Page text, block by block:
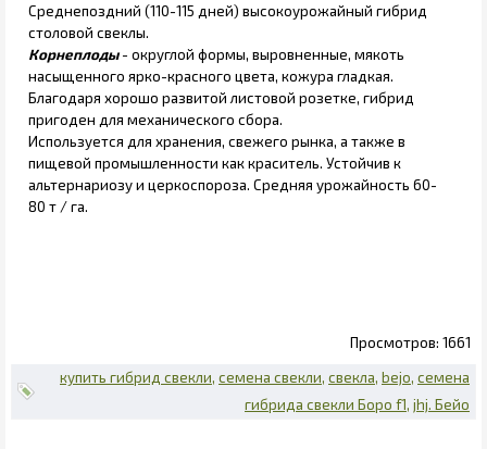
Среднепоздний (110-115 дней) высокоурожайный гибрид
столовой свеклы.
Корнеплоды- округлой формы, выровненные, мякоть
насыщенного ярко-красного цвета, кожура гладкая.
Благодаря хорошо развитой листовой розетке, гибрид
пригоден для механического сбора.
Используется для хранения, свежего рынка, а также в
пищевой промышленности как краситель. Устойчив к
альтернариозу и церкоспороза. Средняя урожайность 60-
80 т / га.
1661
купить гибрид свекли семена свекли свекла bejo семена
гибрида свекли Боро f1 jhj. Бейо